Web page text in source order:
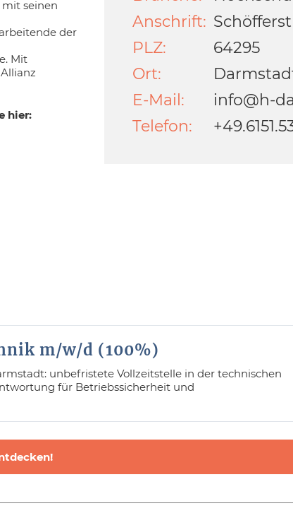
seinen
der
Mit
hier:
Anschrift:
PLZ:
64295
Ort:
E-Mail:
info@h-
Telefon:
m/w/d (100%)
unbefristete Vollzeitstelle in der technischen
für Betriebssicherheit und